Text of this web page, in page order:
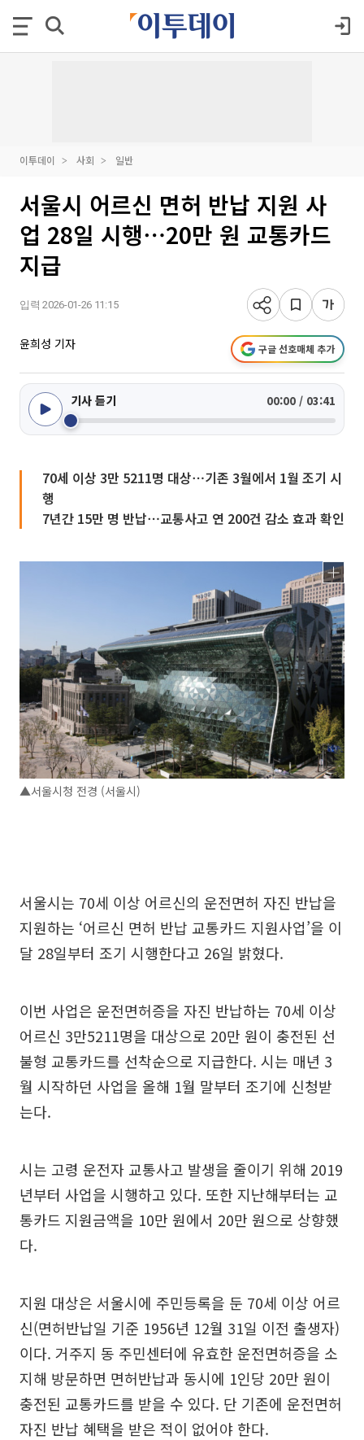
이투데이 사회 일반
서울시 어르신 면허 반납 지원 사
업 28일 시행⋯20만 원 교통카드
지급
입력 2026-01-26 11:15
윤희성 기자 구글 선호매체 추가
기사 듣기 00:00 / 03:41
70세 이상 3만 5211명 대상⋯기존 3월에서 1월 조기 시
행
7년간 15만 명 반납⋯교통사고 연 200건 감소 효과 확인
▲서울시청 전경 (서울시)
서울시는 70세 이상 어르신의 운전면허 자진 반납을
지원하는 ‘어르신 면허 반납 교통카드 지원사업’을 이
달 28일부터 조기 시행한다고 26일 밝혔다.
이번 사업은 운전면허증을 자진 반납하는 70세 이상
어르신 3만5211명을 대상으로 20만 원이 충전된 선
불형 교통카드를 선착순으로 지급한다. 시는 매년 3
월 시작하던 사업을 올해 1월 말부터 조기에 신청받
는다.
시는 고령 운전자 교통사고 발생을 줄이기 위해 2019
년부터 사업을 시행하고 있다. 또한 지난해부터는 교
통카드 지원금액을 10만 원에서 20만 원으로 상향했
다.
지원 대상은 서울시에 주민등록을 둔 70세 이상 어르
신(면허반납일 기준 1956년 12월 31일 이전 출생자)
이다. 거주지 동 주민센터에 유효한 운전면허증을 소
지해 방문하면 면허반납과 동시에 1인당 20만 원이
충전된 교통카드를 받을 수 있다. 단 기존에 운전면허
자진 반납 혜택을 받은 적이 없어야 한다.